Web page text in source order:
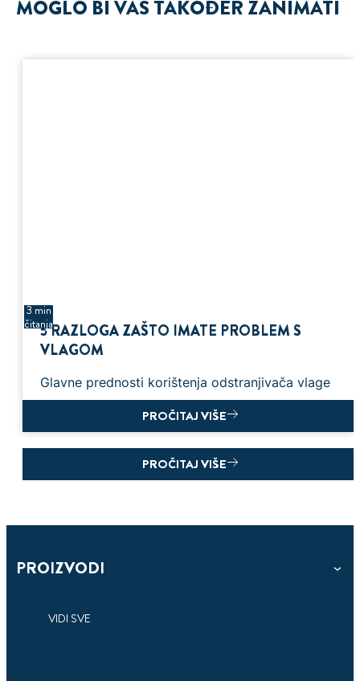
MOGLO BI VAS TAKOĐER ZANIMATI
3 min
čitanja5 RAZLOGA ZAŠTO IMATE PROBLEM S
VLAGOM
Glavne prednosti korištenja odstranjivača vlage
PROČITAJ VIŠE
PROČITAJ VIŠE
PROIZVODI
VIDI SVE